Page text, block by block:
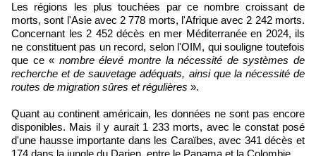
Les régions les plus touchées par ce nombre croissant de
morts, sont l'Asie avec 2 778 morts, l'Afrique avec 2 242 morts.
Concernant les 2 452 décès en mer Méditerranée en 2024, ils
ne constituent pas un record, selon l'OIM, qui souligne toutefois
que ce « nombre élevé montre la nécessité de systèmes de
recherche et de sauvetage adéquats, ainsi que la nécessité de
routes de migration sûres et régulières ».
Quant au continent américain, les données ne sont pas encore
disponibles. Mais il y aurait 1 233 morts, avec le constat posé
d'une hausse importante dans les Caraïbes, avec 341 décès et
174 dans la jungle du Darien, entre le Panama et la Colombie.